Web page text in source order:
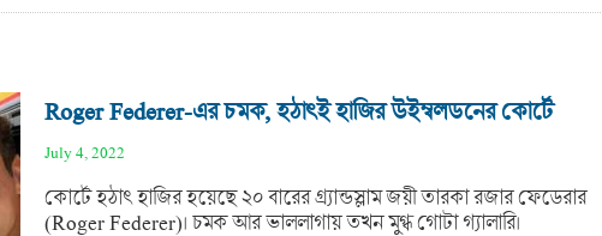
Roger Federer-এর চমক, হঠাৎই হাজির উইম্বলডনের কোর্টে
July 4, 2022
কোর্টে হঠাৎ হাজির হয়েছে ২০ বারের গ্র্যান্ডস্লাম জয়ী তারকা রজার ফেডেরার
(Roger Federer)। চমক আর ভাললাগায় তখন মুগ্ধ গোটা গ্যালারি।